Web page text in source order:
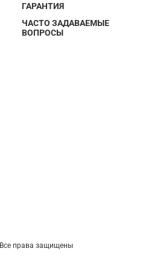
ГАРАНТИЯ
ЧАСТО ЗАДАВАЕМЫЕ
ВОПРОСЫ
Все права защищены